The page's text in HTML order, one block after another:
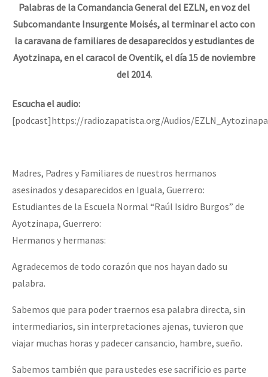
Palabras de la Comandancia General del EZLN, en voz del
Subcomandante Insurgente Moisés, al terminar el acto con
la caravana de familiares de desaparecidos y estudiantes de
Ayotzinapa, en el caracol de Oventik, el día 15 de noviembre
del 2014.
Escucha el audio:
[podcast]https://radiozapatista.org/Audios/
Madres, Padres y Familiares de nuestros hermanos
asesinados y desaparecidos en Iguala, Guerrero:
Estudiantes de la Escuela Normal “Raúl Isidro Burgos” de
Ayotzinapa, Guerrero:
Hermanos y hermanas:
Agradecemos de todo corazón que nos hayan dado su
palabra.
Sabemos que para poder traernos esa palabra directa, sin
intermediarios, sin interpretaciones ajenas, tuvieron que
viajar muchas horas y padecer cansancio, hambre, sueño.
Sabemos también que para ustedes ese sacrificio es parte